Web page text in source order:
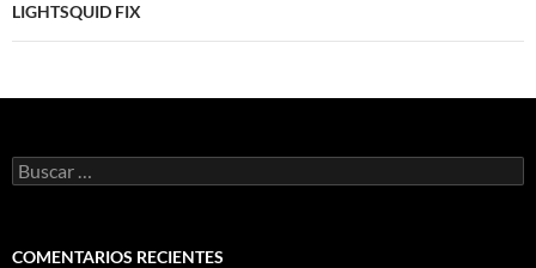
LIGHTSQUID FIX
Buscar:
COMENTARIOS RECIENTES